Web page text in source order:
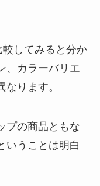
してみると分か
、カラーバリエ
ります。
プの商品ともな
いうことは明白